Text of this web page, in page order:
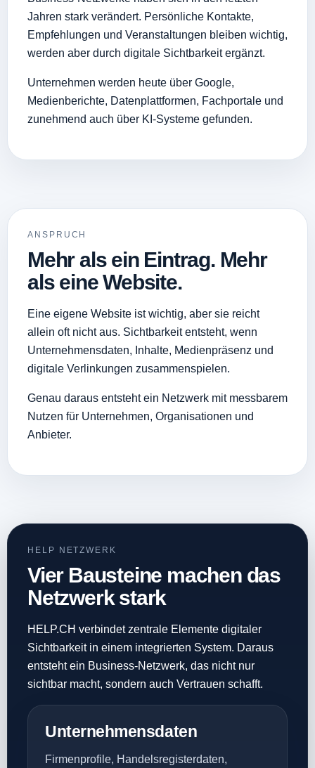
Jahren stark verändert. Persönliche Kontakte,
Empfehlungen und Veranstaltungen bleiben wichtig,
werden aber durch digitale Sichtbarkeit ergänzt.
Unternehmen werden heute über Google,
Medienberichte, Datenplattformen, Fachportale und
zunehmend auch über KI-Systeme gefunden.
ANSPRUCH
Mehr als ein Eintrag. Mehr
als eine Website.
Eine eigene Website ist wichtig, aber sie reicht
allein oft nicht aus. Sichtbarkeit entsteht, wenn
Unternehmensdaten, Inhalte, Medienpräsenz und
digitale Verlinkungen zusammenspielen.
Genau daraus entsteht ein Netzwerk mit messbarem
Nutzen für Unternehmen, Organisationen und
Anbieter.
HELP NETZWERK
Vier Bausteine machen das
Netzwerk stark
HELP.CH verbindet zentrale Elemente digitaler
Sichtbarkeit in einem integrierten System. Daraus
entsteht ein Business-Netzwerk, das nicht nur
sichtbar macht, sondern auch Vertrauen schafft.
Unternehmensdaten
Firmenprofile, Handelsregisterdaten,